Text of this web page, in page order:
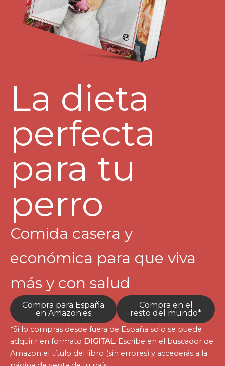
La dieta
perfecta
para tu
perro
Comida casera y
económica para que viva
más y con salud
Compra para España
en Amazon.es
Compra en el
resto del mundo*
*Si lo compras desde fuera de España solo se puede
adquirir en formato DIGITAL. Escribe en el buscador de
Amazon el título del libro (sin errores) y accederás a la